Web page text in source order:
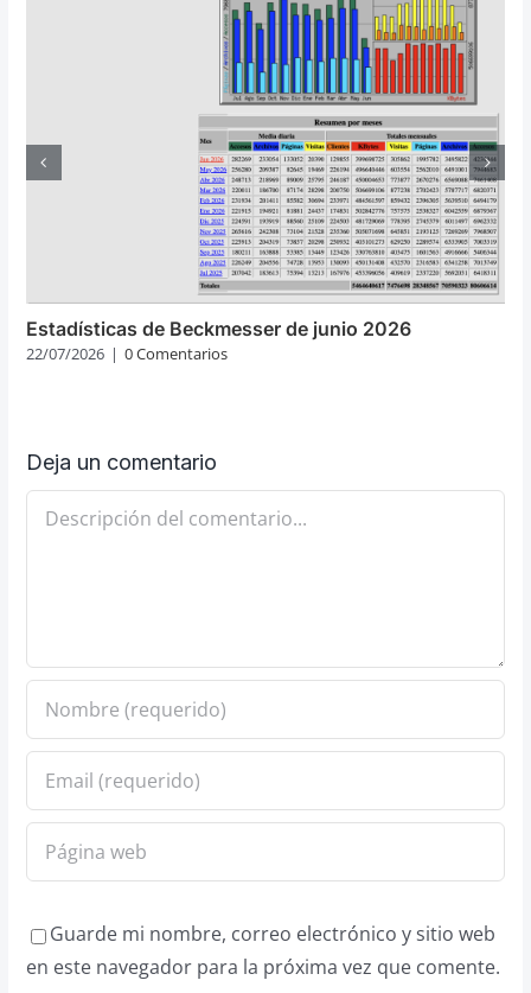
Estadísticas de Beckmesser de junio 2026
22/07/2026 | 0 Comentarios
Deja un comentario
Comentario
Guarde mi nombre, correo electrónico y sitio web
en este navegador para la próxima vez que comente.